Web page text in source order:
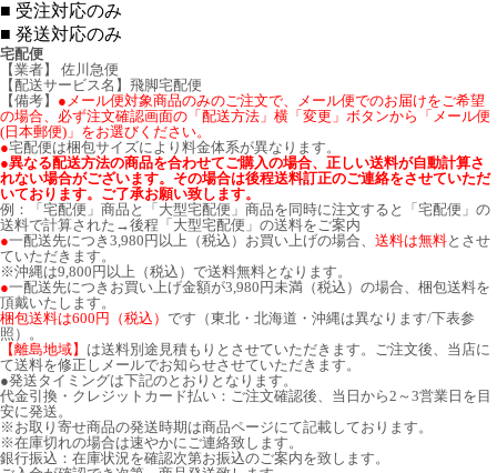
■ 受注対応のみ
■ 発送対応のみ
宅配便
【業者】 佐川急便
【配送サービス名】飛脚宅配便
【備考】 ●メール便対象商品のみのご注文で、メール便でのお届けをご希望
の場合、必ず注文確認画面の「配送方法」横「変更」ボタンから「メール便
(日本郵便)」をお選びください。
●宅配便は梱包サイズにより料金体系が異なります。
●異なる配送方法の商品を合わせてご購入の場合、正しい送料が自動計算さ
れない場合がございます。その場合は後程送料訂正のご連絡をさせていただ
いております。ご了承お願い致します。
例：「宅配便」商品と「大型宅配便」商品を同時に注文すると「宅配便」の
送料で計算された→後程「大型宅配便」の送料をご案内
●一配送先につき3,980円以上（税込）お買い上げの場合、 送料は無料とさせ
ていただきます。
※沖縄は9,800円以上（税込）で送料無料となります。
●一配送先につきお買い上げ金額が3,980円未満（税込）の場合、梱包送料を
頂戴いたします。
梱包送料は600円（税込） です（東北・北海道・沖縄は異なります/下表参
照）。
【離島地域】 は送料別途見積もりとさせていただきます。ご注文後、当店に
て送料を修正しメールでお知らせさせていただきます。
●発送タイミングは下記のとおりとなります。
代金引換・クレジットカード払い：ご注文確認後、当日から2～3営業日を目
安に発送。
※お取り寄せ商品の発送時期は商品ページにて記載しております。
※在庫切れの場合は速やかにご連絡致します。
銀行振込：在庫状況を確認次第お振込のご案内を致します。